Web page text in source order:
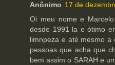
Anônimo 17 de
Oi meu nome e
desde 1991 la e ótimo
limnpeza e até mesmo a
pessoas que acha que
bem assim o SARAH e